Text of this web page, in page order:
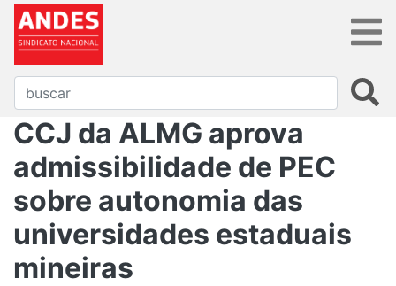
CCJ da ALMG aprova
admissibilidade de PEC
sobre autonomia das
universidades estaduais
mineiras